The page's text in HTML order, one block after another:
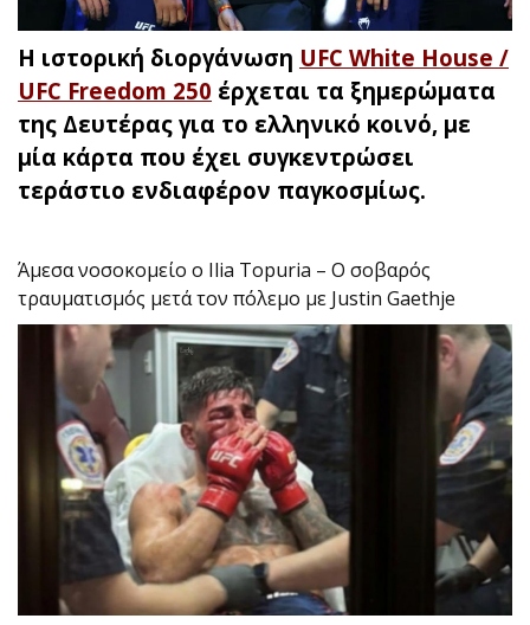
H ιστορική διοργάνωση UFC White House /
UFC Freedom 250 έρχεται τα ξημερώματα
της Δευτέρας για το ελληνικό κοινό, με
μία κάρτα που έχει συγκεντρώσει
τεράστιο ενδιαφέρον παγκοσμίως.
Άμεσα νοσοκομείο ο Ilia Topuria – Ο σοβαρός
τραυματισμός μετά τον πόλεμο με Justin Gaethje